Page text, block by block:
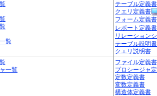
覧
テーブル定義書
クエリ定義書
フォーム定義書
レポート定義書
リレーション
テーブル説明書
クエリ説明書
一覧
ファイル定義書
プロシージャ
定数定義書
変数定義書
構造体定義書